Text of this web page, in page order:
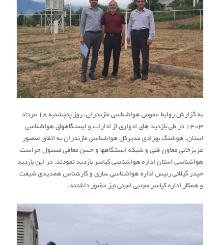
به گزارش روابط عمومی هواشناسی مازندران، روز پنجشنبه 18 مرداد
۱۴۰۳ در طی بازدید های ادواری از ادارات و ایستگاههای هواشناسی
استان، هوشنگ بهزادی مدیرکل هواشناسی مازندران به اتفاق منصور
عزیزخانی معاون فنی و شبکه ایستگاهها و حسن معافی مسئول حراست
هواشناسی استان اداره هواشناسی کیاسر بازدید نمودند. در این بازدید
حیدر گیلانی رئیس اداره هواشناسی ساری و کارشناس همدیدی شیفت
و همکار اداره کیاسر مجتبی امینی نیز حضور داشتند.